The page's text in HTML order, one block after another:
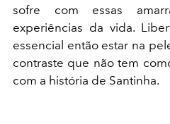
sofre com essas
experiências da vida.
essencial então estar na
contraste que não tem
com a história de Santinha.